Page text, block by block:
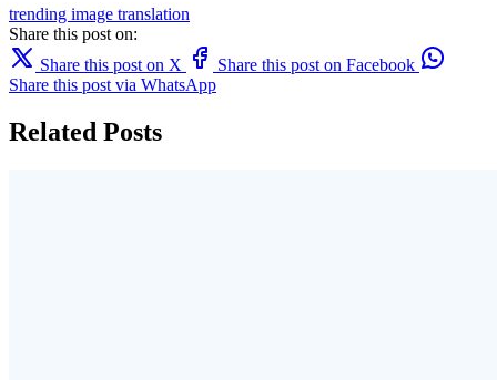
trending image translation
Share this post on:
Share this post on X
Share this post on Facebook
Share this post via WhatsApp
Related Posts